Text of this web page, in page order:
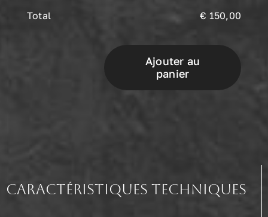
Total 150,00
€
rouge
Ajouter au
panier
Caractéristiques techniques